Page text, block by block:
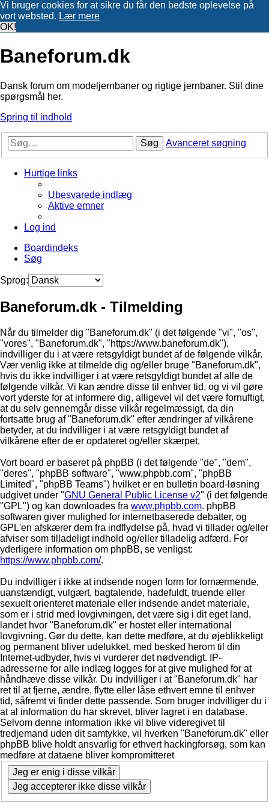
Vi bruger cookies for at sikre du får den bedste oplevelse på
vort websted. Lær mere
OK!
Baneforum.dk
Dansk forum om modeljernbaner og rigtige jernbaner. Stil dine
spørgsmål her.
Spring til indhold
Søg Avanceret søgning
Hurtige links
Ubesvarede indlæg
Aktive emner
Log ind
Boardindeks
Søg
Sprog:
Baneforum.dk - Tilmelding
Når du tilmelder dig "Baneforum.dk" (i det følgende "vi", "os",
"vores", "Baneforum.dk", "https://www.baneforum.dk"),
indvilliger du i at være retsgyldigt bundet af de følgende vilkår.
Vær venlig ikke at tilmelde dig og/eller bruge "Baneforum.dk",
hvis du ikke indvilliger i at være retsgyldigt bundet af alle de
følgende vilkår. Vi kan ændre disse til enhver tid, og vi vil gøre
vort yderste for at informere dig, alligevel vil det være fornuftigt,
at du selv gennemgår disse vilkår regelmæssigt, da din
fortsatte brug af "Baneforum.dk" efter ændringer af vilkårene
betyder, at du indvilliger i at være retsgyldigt bundet af
vilkårene efter de er opdateret og/eller skærpet.
Vort board er baseret på phpBB (i det følgende "de", "dem",
"deres", "phpBB software", "www.phpbb.com", "phpBB
Limited", "phpBB Teams") hvilket er en bulletin board-løsning
udgivet under "GNU General Public License v2" (i det følgende
"GPL") og kan downloades fra www.phpbb.com. phpBB
softwaren giver mulighed for internetbaserede debatter, og
GPL'en afskærer dem fra indflydelse på, hvad vi tillader og/eller
afviser som tilladeligt indhold og/eller tilladelig adfærd. For
yderligere information om phpBB, se venligst:
https://www.phpbb.com/.
Du indvilliger i ikke at indsende nogen form for fornærmende,
uanstændigt, vulgært, bagtalende, hadefuldt, truende eller
sexuelt orienteret materiale eller indsende andet materiale,
som er i strid med lovgivningen, det være sig i dit eget land,
landet hvor "Baneforum.dk" er hostet eller international
lovgivning. Gør du dette, kan dette medføre, at du øjeblikkeligt
og permanent bliver udelukket, med besked herom til din
Internet-udbyder, hvis vi vurderer det nødvendigt. IP-
adresserne for alle indlæg logges for at give mulighed for at
håndhæve disse vilkår. Du indvilliger i at "Baneforum.dk" har
ret til at fjerne, ændre, flytte eller låse ethvert emne til enhver
tid, såfremt vi finder dette passende. Som bruger indvilliger du i
at al information du har skrevet, bliver lagret i en database.
Selvom denne information ikke vil blive videregivet til
tredjemand uden dit samtykke, vil hverken "Baneforum.dk" eller
phpBB blive holdt ansvarlig for ethvert hackingforsøg, som kan
medføre at dataene bliver kompromitteret